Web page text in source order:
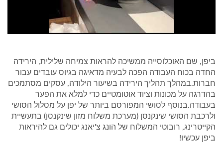
ביפן, שם האוכלוסייה ממשיכה להראות צמיחה שלילית, הירידה
החדה בכוח העבודה הפכה לבעיה מדאיגה בגיוס עובדים עבור
חברות.במהלך תהליך הירידה בשיעור הילודה, עסקים מסתמכים
בהדרגה על מכונות וציוד אוטומטיים כדי למלא את הפער
בעבודה.בנוסף לסושי המפורסם ביותר של יפן על מסלול הסושי
ולרכבת הסושי שינקנסן (מערכת משלוח מזון שינקנסן) בתעשיית
הקייטרינג, רובוטי המשלוח של הונג צ'יאנג יכולים גם להיראות
ביפן עכשיו!